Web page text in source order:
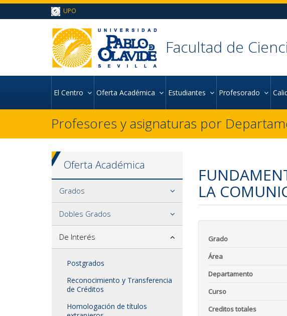
Ir al contenido principal de la página (alt + s)
Ir a la cabecera de la página (alt + c)
Ir al pie de la página (alt + p)
Ir al menú principal (alt + u)
UPO
Facultad de
El Centro Oferta Académica Estudiantes Profesorado
Profesores y asignaturas por
Oferta Académica
Grados
Dobles Grados
De Interés
Postgrados
Reconocimiento y Transferencia
de Créditos
Homologación de títulos
LA
Grado
Área
Departamento
Curso
Creditos totales